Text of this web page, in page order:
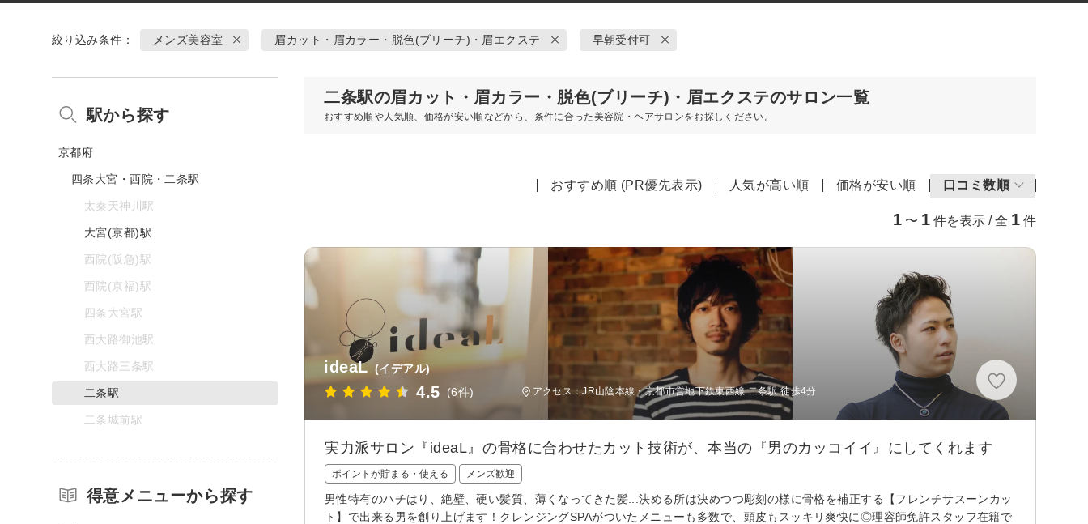
絞り込み条件： メンズ美容室 眉カット・眉カラー・脱色(ブリーチ)・眉エクステ 早朝受付可
二条駅の眉カット・眉カラー・脱色(ブリーチ)・眉エクステのサロン一覧
おすすめ順や人気順、価格が安い順などから、条件に合った美容院・ヘアサロンをお探しください。
おすすめ順 (PR優先表示) 人気が高い順 価格が安い順 口コミ数順
1 〜 1 件を表示 / 全 1 件
ideaL (イデアル)
4.5 (6件) アクセス：JR山陰本線・京都市営地下鉄東西線 二条駅 徒歩4分
実力派サロン『ideaL』の骨格に合わせたカット技術が、本当の『男のカッコイイ』にしてくれます
ポイントが貯まる・使える メンズ歓迎
男性特有のハチはり、絶壁、硬い髪質、薄くなってきた髪...決める所は決めつつ彫刻の様に骨格を補正する【フレンチサスーンカッ
ト】で出来る男を創り上げます！クレンジングSPAがついたメニューも多数で、頭皮もスッキリ爽快に◎理容師免許スタッフ在籍で
駅から探す
京都府
四条大宮・西院・二条駅
太秦天神川駅
大宮(京都)駅
西院(阪急)駅
西院(京福)駅
四条大宮駅
西大路御池駅
西大路三条駅
二条駅
二条城前駅
得意メニューから探す